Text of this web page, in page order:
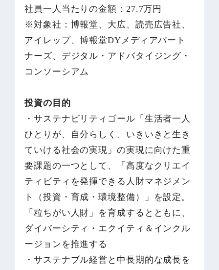
社員一人当たりの金額：27.7万円
※対象社：博報堂、大広、読売広告社、
アイレップ、博報堂DYメディアパート
ナーズ、デジタル・アドバタイジング・
コンソーシアム
投資の目的
・サステナビリティゴール「生活者一人
ひとりが、自分らしく、いきいきと生き
ていける社会の実現」の実現に向けた重
要課題の一つとして、「高度なクリエイ
ティビティを発揮できる人財マネジメン
ト（投資・育成・環境整備）」を設定。
「粒ちがい人財」を育成するとともに、
ダイバーシティ・エクイティ＆インクル
ージョンを推進する
・サステナブル経営と中長期的な成長を